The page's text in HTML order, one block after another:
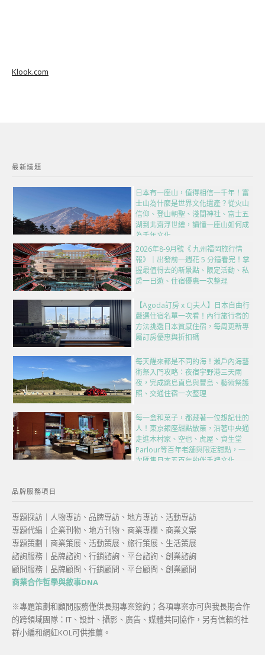
Klook.com
最新議題
日本有一座山，值得相信一千年！富
士山為什麼是世界文化遺產？從火山
信仰、登山朝聖、淺間神社、富士五
湖到北齋浮世繪，讀懂一座山如何成
為千年文化
2026年8-9月號《 九州福岡旅行情
報》｜出發前一週花 5 分鐘看完！掌
握最值得去的新景點、限定活動、私
房一日遊、住宿優惠一次整理
【Agoda訂房 x CJ夫人】日本自由行
嚴選住宿名單一次看！內行旅行者的
方法挑選日本質感住宿，每周更新專
屬訂房優惠與折扣碼
每天醒來都是不同的海！瀨戶內海藝
術祭入門攻略：夜宿宇野港三天兩
夜，完成跳島直島與豐島、藝術祭護
照、交通住宿一次整理
每一盒和菓子，都藏著一位想記住的
人！東京銀座甜點散策，沿著中央通
走進木村家、空也、虎屋、資生堂
Parlour等百年老舖與限定甜點，一
次匯集日本五百年的伴手禮文化
品牌服務項目
專題採訪｜人物專訪、品牌專訪、地方專訪、活動專訪
專題代編｜企業刊物、地方刊物、商業專欄、商業文案
專題策劃｜商業策展、活動策展、旅行策展、生活策展
諮詢服務｜品牌諮詢、行銷諮詢、平台諮詢、創業諮詢
顧問服務｜品牌顧問、行銷顧問、平台顧問、創業顧問
商業合作哲學與敘事DNA
※專題策劃和顧問服務僅供長期專案簽約；各項專案亦可與我長期合作
的跨領域團隊：IT、設計、攝影、廣告、媒體共同協作，另有信賴的社
群小編和網紅KOL可供推薦。